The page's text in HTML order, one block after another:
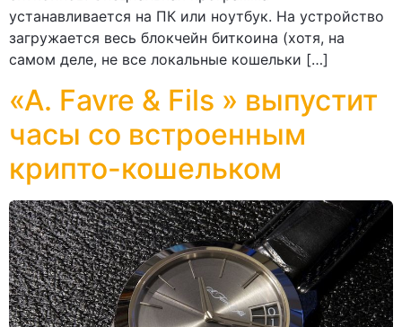
устанавливается на ПК или ноутбук. На устройство
загружается весь блокчейн биткоина (хотя, на
самом деле, не все локальные кошельки […]
«A. Favre & Fils » выпустит
часы со встроенным
крипто-кошельком